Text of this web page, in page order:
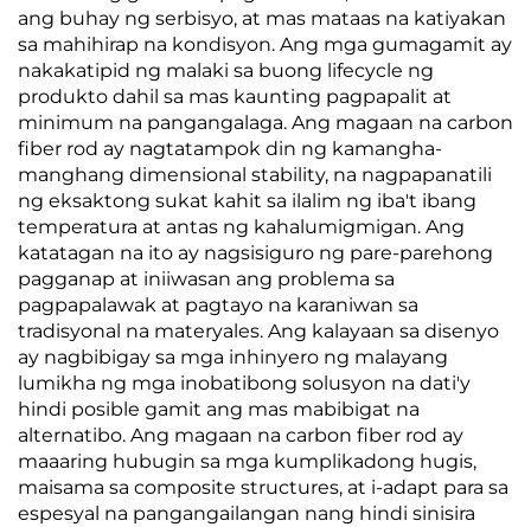
ang buhay ng serbisyo, at mas mataas na katiyakan
sa mahihirap na kondisyon. Ang mga gumagamit ay
nakakatipid ng malaki sa buong lifecycle ng
produkto dahil sa mas kaunting pagpapalit at
minimum na pangangalaga. Ang magaan na carbon
fiber rod ay nagtatampok din ng kamangha-
manghang dimensional stability, na nagpapanatili
ng eksaktong sukat kahit sa ilalim ng iba't ibang
temperatura at antas ng kahalumigmigan. Ang
katatagan na ito ay nagsisiguro ng pare-parehong
pagganap at iniiwasan ang problema sa
pagpapalawak at pagtayo na karaniwan sa
tradisyonal na materyales. Ang kalayaan sa disenyo
ay nagbibigay sa mga inhinyero ng malayang
lumikha ng mga inobatibong solusyon na dati'y
hindi posible gamit ang mas mabibigat na
alternatibo. Ang magaan na carbon fiber rod ay
maaaring hubugin sa mga kumplikadong hugis,
maisama sa composite structures, at i-adapt para sa
espesyal na pangangailangan nang hindi sinisira